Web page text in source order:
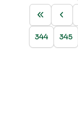
344 345